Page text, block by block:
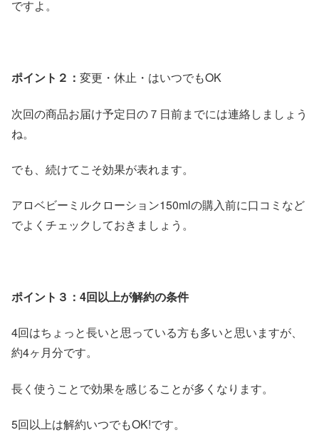
ですよ。
ポイント２： 変更・休止・はいつでもOK
次回の商品お届け予定日の７日前までには連絡しましょう
ね。
でも、続けてこそ効果が表れます。
アロベビーミルクローション150mlの購入前に口コミなど
でよくチェックしておきましょう。
ポイント３：4回以上が解約の条件
4回はちょっと長いと思っている方も多いと思いますが、
約4ヶ月分です。
長く使うことで効果を感じることが多くなります。
5回以上は解約いつでもOK!です。